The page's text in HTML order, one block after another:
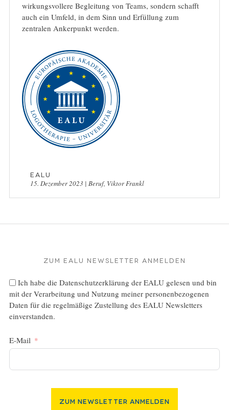
wirkungsvollere Begleitung von Teams, sondern schafft
auch ein Umfeld, in dem Sinn und Erfüllung zum
zentralen Ankerpunkt werden.
EALU
15. Dezember 2023 | Beruf, Viktor Frankl
Zum EALU Newsletter anmelden
Ich habe die Datenschutzerklärung der EALU gelesen und bin
mit der Verarbeitung und Nutzung meiner personenbezogenen
Daten für die regelmäßige Zustellung des EALU Newsletters
einverstanden.
E-Mail
Zum Newsletter Anmelden